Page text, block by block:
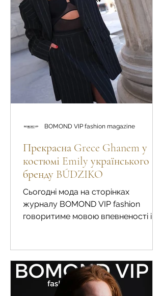
Прекрасна Grece Ghanem у
костюмі Emily українського
бренду BÚDZIKO
Сьогодні мода на сторінках
журналу BOMOND VIP fashion
говоритиме мовою впевненості і
якої став уособленням жінки, яка
обирає себе щодня.
BOMOND VIP fashion magazine